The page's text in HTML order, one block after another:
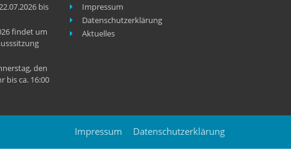
bis
findet um
den
bis ca. 16:00
Impressum
Datenschutzerklärung
Aktuelles
Impressum Datenschutzerklärung